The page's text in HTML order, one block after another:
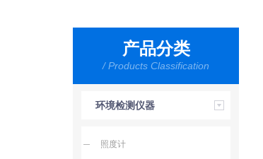
产品分类
/ Products Classification
环境检测仪器
照度计